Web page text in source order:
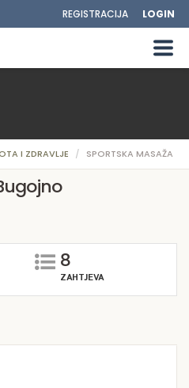
REGISTRACIJA LOGIN
I ZDRAVLJE SPORTSKA MASAŽA
8
ZAHTJEVA